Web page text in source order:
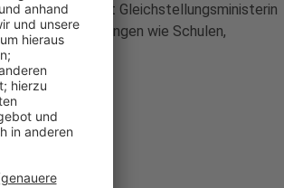
Laut Gleichstellungsministerin
an Einrichtungen wie Schulen,
betroffen.
Vorhaben